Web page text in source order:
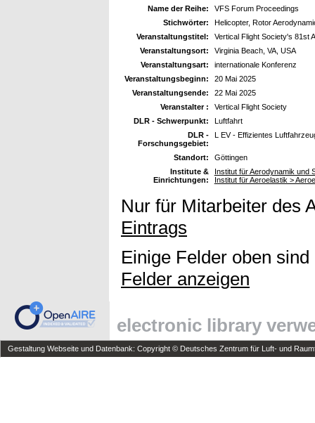
Name der Reihe:
VFS Forum Proceedings
Stichwörter:
Helicopter, Rotor
Veranstaltungstitel:
Vertical Flight Society's 81st
Veranstaltungsort:
Virginia Beach, VA, USA
Veranstaltungsart:
internationale Konferenz
Veranstaltungsbeginn:
20 Mai 2025
Veranstaltungsende:
22 Mai 2025
Veranstalter :
Vertical Flight Society
DLR - Schwerpunkt:
Luftfahrt
DLR -
Forschungsgebiet:
L EV - Effizientes
Standort:
Göttingen
Institute &
Einrichtungen:
Institut für Aerodynamik und
Institut für Aeroelastik >
Nur für Mitarbeiter des
Eintrags
Einige Felder oben
Felder anzeigen
electronic library
Gestaltung Webseite und Datenbank: Copyright © Deutsches Zentrum für Luft- und